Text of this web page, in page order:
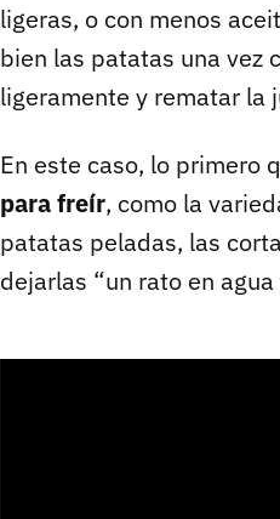
ligeras, o con menos
bien las patatas una vez
ligeramente y rematar la
En este caso, lo primero
para freír, como la
patatas peladas, las
dejarlas “un rato en